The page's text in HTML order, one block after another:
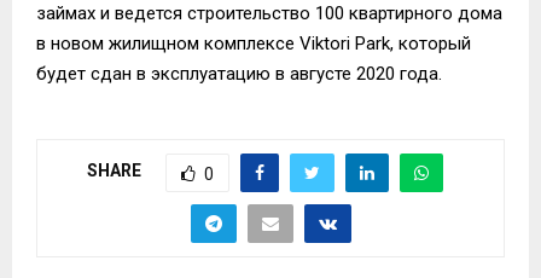
займах и ведется строительство 100 квартирного дома
в новом жилищном комплексе Viktori Park, который
будет сдан в эксплуатацию в августе 2020 года.
SHARE 0